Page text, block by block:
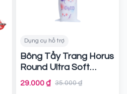
Dụng cụ hỗ trợ
Bông Tẩy Trang Horus
Round Ultra Soft
Cotton Pads
29.000 ₫ 35.000 ₫